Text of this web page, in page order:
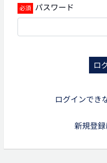
パスワード
ロ
ログインでき
新規登